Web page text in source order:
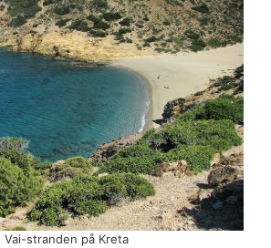
Vai-stranden på Kreta